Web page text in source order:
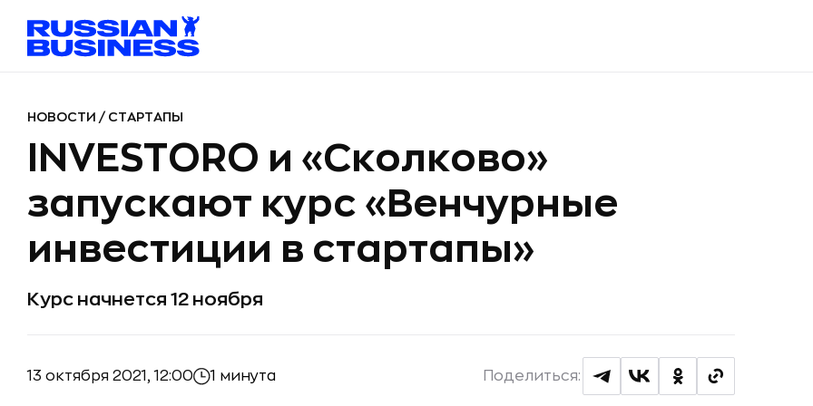
НОВОСТИ / СТАРТАПЫ
INVESTORO и «Сколково»
запускают курс «Венчурные
инвестиции в стартапы»
Курс начнется 12 ноября
13 октября 2021, 12:00 1 минута Поделиться: